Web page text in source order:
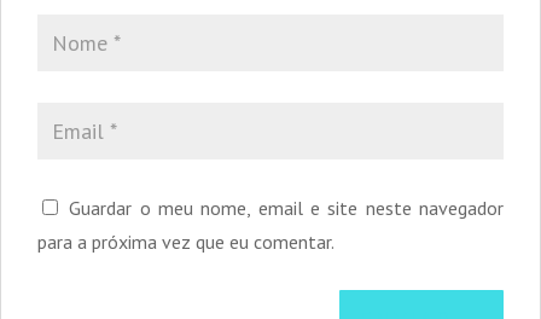
Guardar o meu nome, email e site neste navegador
para a próxima vez que eu comentar.